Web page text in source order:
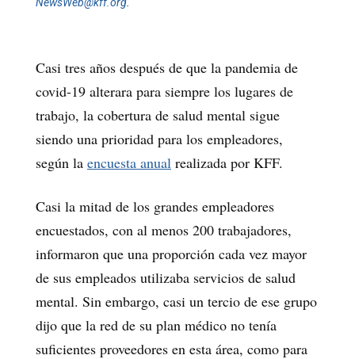
Casi tres años después de que la pandemia de
covid-19 alterara para siempre los lugares de
trabajo, la cobertura de salud mental sigue
siendo una prioridad para los empleadores,
según la encuesta anual realizada por KFF.
Casi la mitad de los grandes empleadores
encuestados, con al menos 200 trabajadores,
informaron que una proporción cada vez mayor
de sus empleados utilizaba servicios de salud
mental. Sin embargo, casi un tercio de ese grupo
dijo que la red de su plan médico no tenía
suficientes proveedores en esta área, como para
NewsWeb@kff.org.